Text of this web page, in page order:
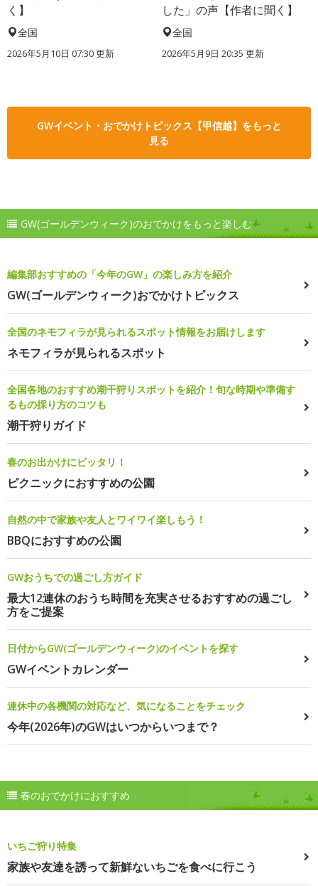
く】
全国
2026年5月10日 07:30 更新
した」の声【作者に聞く】
全国
2026年5月9日 20:35 更新
GWイベント・おでかけトピックス【甲信越】をもっと
見る
GW(ゴールデンウィーク)のおでかけをもっと楽しむ
編集部おすすめの「今年のGW」の楽しみ方を紹介
GW(ゴールデンウィーク)おでかけトピックス
全国のネモフィラが見られるスポット情報をお届けします
ネモフィラが見られるスポット
全国各地のおすすめ潮干狩りスポットを紹介！旬な時期や準備す
るもの採り方のコツも
潮干狩りガイド
春のお出かけにピッタリ！
ピクニックにおすすめの公園
自然の中で家族や友人とワイワイ楽しもう！
BBQにおすすめの公園
GWおうちでの過ごし方ガイド
最大12連休のおうち時間を充実させるおすすめの過ごし
方をご提案
日付からGW(ゴールデンウィーク)のイベントを探す
GWイベントカレンダー
連休中の各機関の対応など、気になることをチェック
今年(2026年)のGWはいつからいつまで？
春のおでかけにおすすめ
いちご狩り特集
家族や友達を誘って新鮮ないちごを食べに行こう